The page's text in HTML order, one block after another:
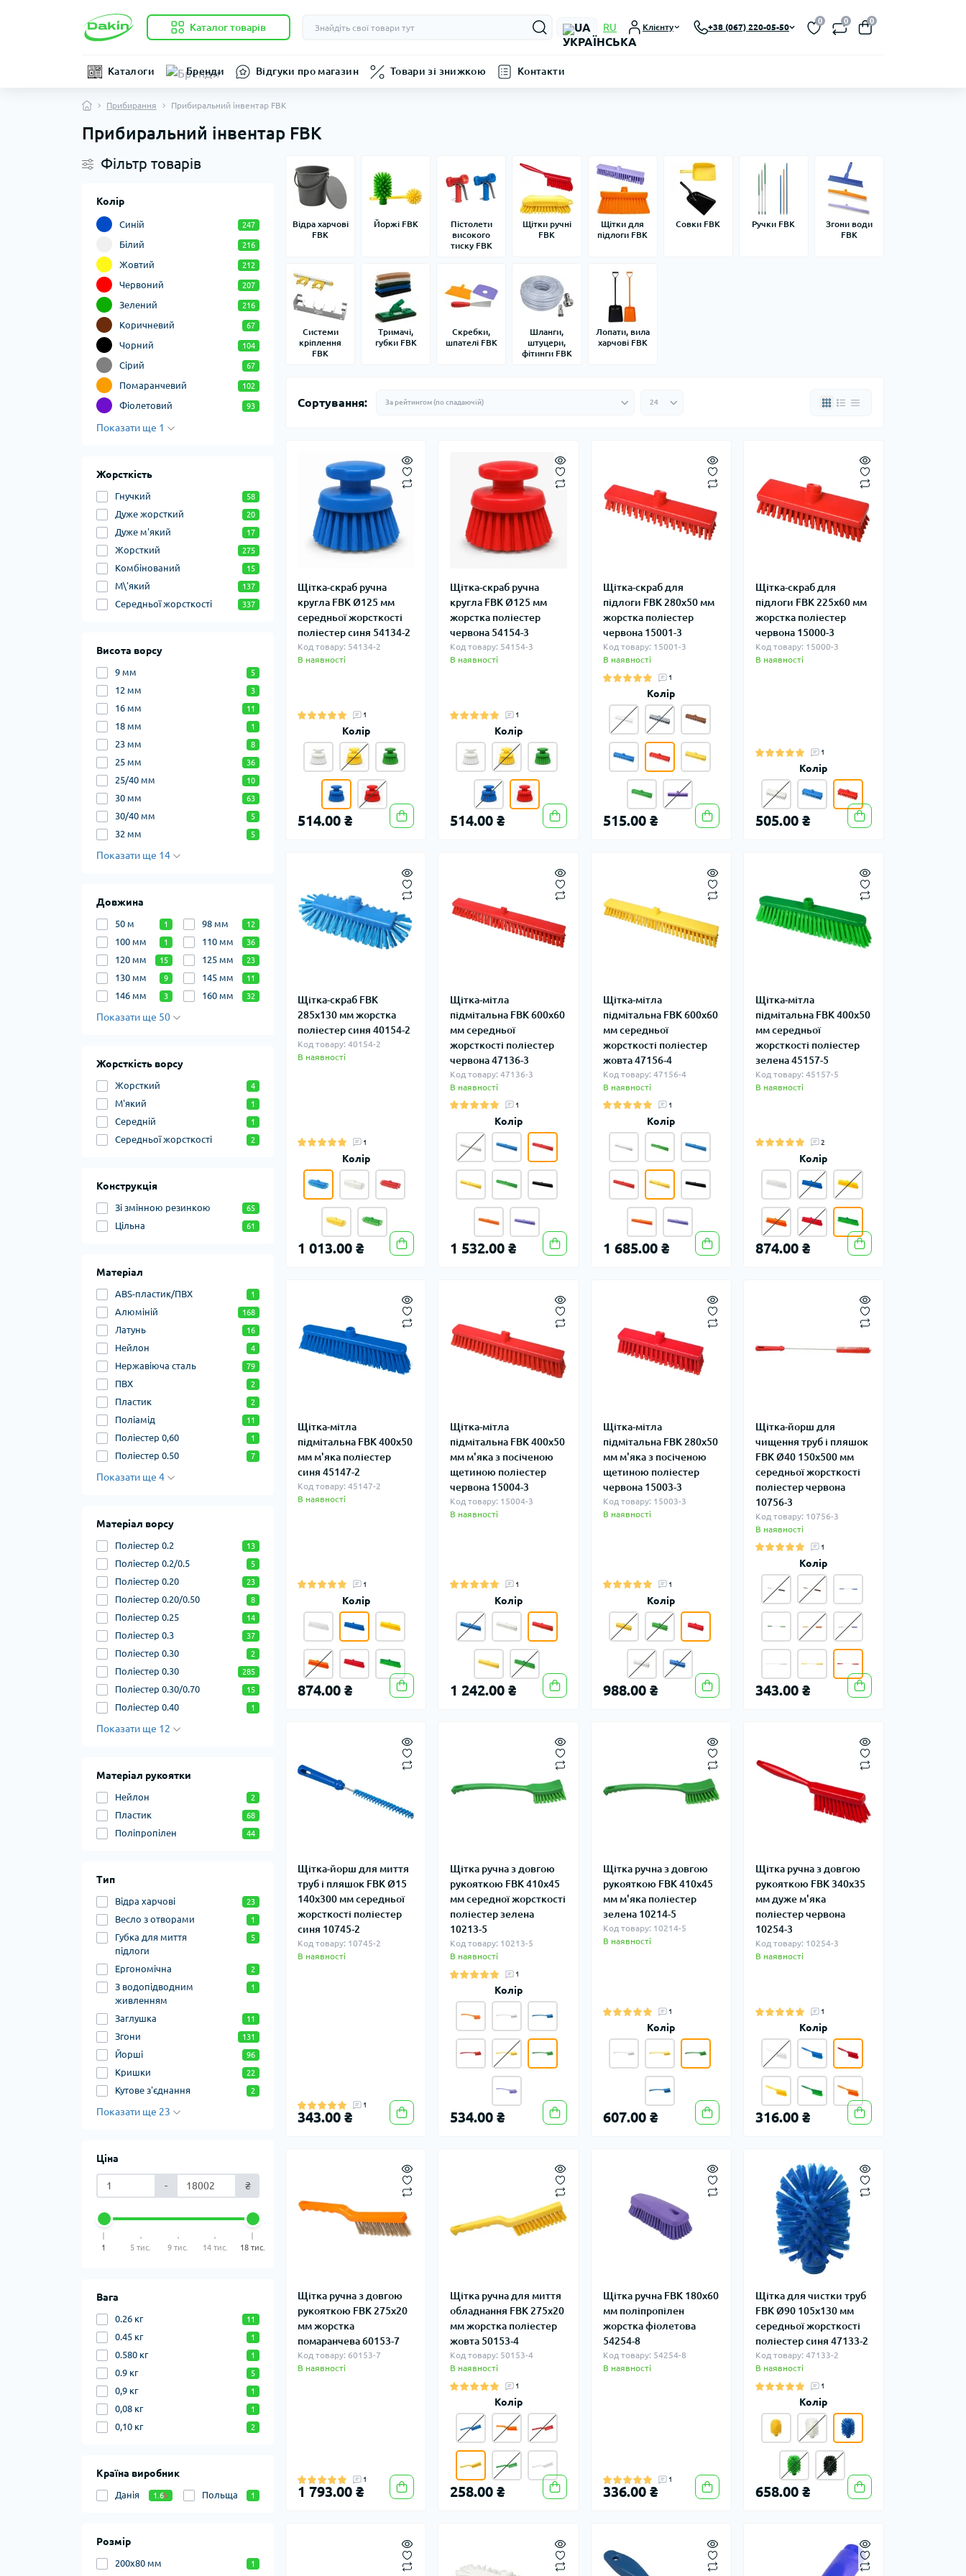
Каталог товарів UA RU Клієнту +38 (067) 220-05-50
0 0 0
Каталоги Бренди Відгуки про магазин Товари зі знижкою Контакти
Прибирання Прибиральний інвентар FBK
Прибиральний інвентар FBK
Фільтр товарів
Колір
Синій 247
Білий 216
Жовтий 212
Червоний 207
Зелений 216
Коричневий 67
Чорний 104
Сірий 67
Помаранчевий 102
Фіолетовий 93
Показати ще 1
Жорсткість
Гнучкий 58
Дуже жорсткий 20
Дуже м'який 17
Жорсткий 275
Комбінований 15
М\'який 137
Середньої жорсткості 337
Висота ворсу
9 мм 5
12 мм 3
16 мм 11
18 мм 1
23 мм 8
25 мм 36
25/40 мм 10
30 мм 63
30/40 мм 5
32 мм 5
Показати ще 14
Довжина
50 м 1 98 мм 12
100 мм 1 110 мм 36
120 мм 15 125 мм 23
130 мм 9 145 мм 11
146 мм 3 160 мм 32
Показати ще 50
Жорсткість ворсу
Жорсткий 4
М'який 1
Середній 1
Середньої жорсткості 2
Конструкція
Зі змінною резинкою 65
Цільна 61
Матеріал
ABS-пластик/ПВХ 1
Алюміній 168
Латунь 16
Нейлон 4
Нержавіюча сталь 79
ПВХ 2
Пластик 2
Поліамід 11
Поліестер 0,60 1
Поліестер 0.50 7
Показати ще 4
Матеріал ворсу
Поліестер 0.2 13
Поліестер 0.2/0.5 5
Поліестер 0.20 23
Поліестер 0.20/0.50 8
Поліестер 0.25 14
Поліестер 0.3 37
Поліестер 0.30 2
Поліестер 0.30 285
Поліестер 0.30/0.70 15
Поліестер 0.40 1
Показати ще 12
Матеріал рукоятки
Нейлон 2
Пластик 68
Поліпропілен 44
Тип
Відра харчові 23
Весло з отворами 1
Губка для миття
підлоги
5
Ергономічна 2
З водопідводним
живленням
1
Заглушка 11
Згони 131
Йорші 96
Кришки 22
Кутове з'єднання 2
Показати ще 23
Ціна
- ₴
1 5 тис. 9 тис. 14 тис. 18 тис.
Вага
0.26 кг 11
0.45 кг 1
0.580 кг 1
0.9 кг 5
0,9 кг 1
0,08 кг 1
0,10 кг 2
Країна виробник
Данія 1.6k Польща 1
Розмір
200х80 мм 1
Відра харчові
FBK
Йоржі FBK
Пістолети
високого
тиску FBK
Щітки ручні
FBK
Щітки для
підлоги FBK
Совки FBK Ручки FBK
Згони води
FBK
Системи
кріплення
FBK
Тримачі,
губки FBK
Скребки,
шпателі FBK
Шланги,
штуцери,
фітинги FBK
Лопати, вила
харчові FBK
Сортування:
Щітка-скраб ручна
кругла FBK Ø125 мм
середньої жорсткості
поліестер синя 54134-2
Код товару: 54134-2
В наявності
1
Колір
514.00 ₴
Щітка-скраб ручна
кругла FBK Ø125 мм
жорстка поліестер
червона 54154-3
Код товару: 54154-3
В наявності
1
Колір
514.00 ₴
Щітка-скраб для
підлоги FBK 280х50 мм
жорстка поліестер
червона 15001-3
Код товару: 15001-3
В наявності
1
Колір
515.00 ₴
Щітка-скраб для
підлоги FBK 225х60 мм
жорстка поліестер
червона 15000-3
Код товару: 15000-3
В наявності
1
Колір
505.00 ₴
Щітка-скраб FBK
285х130 мм жорстка
поліестер синя 40154-2
Код товару: 40154-2
В наявності
1
Колір
1 013.00 ₴
Щітка-мітла
підмітальна FBK 600х60
мм середньої
жорсткості поліестер
червона 47136-3
Код товару: 47136-3
В наявності
1
Колір
1 532.00 ₴
Щітка-мітла
підмітальна FBK 600х60
мм середньої
жорсткості поліестер
жовта 47156-4
Код товару: 47156-4
В наявності
1
Колір
1 685.00 ₴
Щітка-мітла
підмітальна FBK 400х50
мм середньої
жорсткості поліестер
зелена 45157-5
Код товару: 45157-5
В наявності
2
Колір
874.00 ₴
Щітка-мітла
підмітальна FBK 400х50
мм м'яка поліестер
синя 45147-2
Код товару: 45147-2
В наявності
1
Колір
874.00 ₴
Щітка-мітла
підмітальна FBK 400х50
мм м'яка з посіченою
щетиною поліестер
червона 15004-3
Код товару: 15004-3
В наявності
1
Колір
1 242.00 ₴
Щітка-мітла
підмітальна FBK 280х50
мм м'яка з посіченою
щетиною поліестер
червона 15003-3
Код товару: 15003-3
В наявності
1
Колір
988.00 ₴
Щітка-йорш для
чищення труб і пляшок
FBK Ø40 150х500 мм
середньої жорсткості
поліестер червона
10756-3
Код товару: 10756-3
В наявності
1
Колір
343.00 ₴
Щітка-йорш для миття
труб і пляшок FBK Ø15
140х300 мм середньої
жорсткості поліестер
синя 10745-2
Код товару: 10745-2
В наявності
1
343.00 ₴
Щітка ручна з довгою
рукояткою FBK 410х45
мм середної жорсткості
поліестер зелена
10213-5
Код товару: 10213-5
В наявності
1
Колір
534.00 ₴
Щітка ручна з довгою
рукояткою FBK 410х45
мм м'яка поліестер
зелена 10214-5
Код товару: 10214-5
В наявності
1
Колір
607.00 ₴
Щітка ручна з довгою
рукояткою FBK 340х35
мм дуже м'яка
поліестер червона
10254-3
Код товару: 10254-3
В наявності
1
Колір
316.00 ₴
Щітка ручна з довгою
рукояткою FBK 275х20
мм жорстка
помаранчева 60153-7
Код товару: 60153-7
В наявності
1
1 793.00 ₴
Щітка ручна для миття
обладнання FBK 275х20
мм жорстка поліестер
жовта 50153-4
Код товару: 50153-4
В наявності
1
Колір
258.00 ₴
Щітка ручна FBK 180х60
мм поліпропілен
жорстка фіолетова
54254-8
Код товару: 54254-8
В наявності
1
336.00 ₴
Щітка для чистки труб
FBK Ø90 105х130 мм
середньої жорсткості
поліестер синя 47133-2
Код товару: 47133-2
В наявності
1
Колір
658.00 ₴